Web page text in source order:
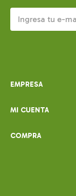
EMPRESA
MI CUENTA
COMPRA